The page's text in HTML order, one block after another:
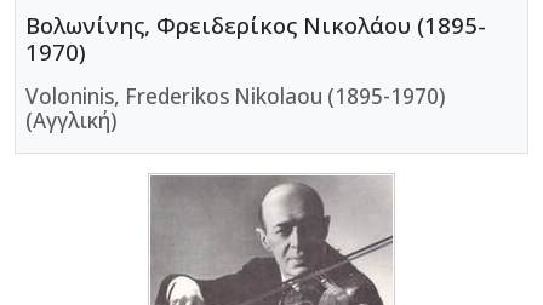
Βολωνίνης, Φρειδερίκος Νικολάου (1895-
1970)
Voloninis, Frederikos Nikolaou (1895-1970)
(Αγγλική)